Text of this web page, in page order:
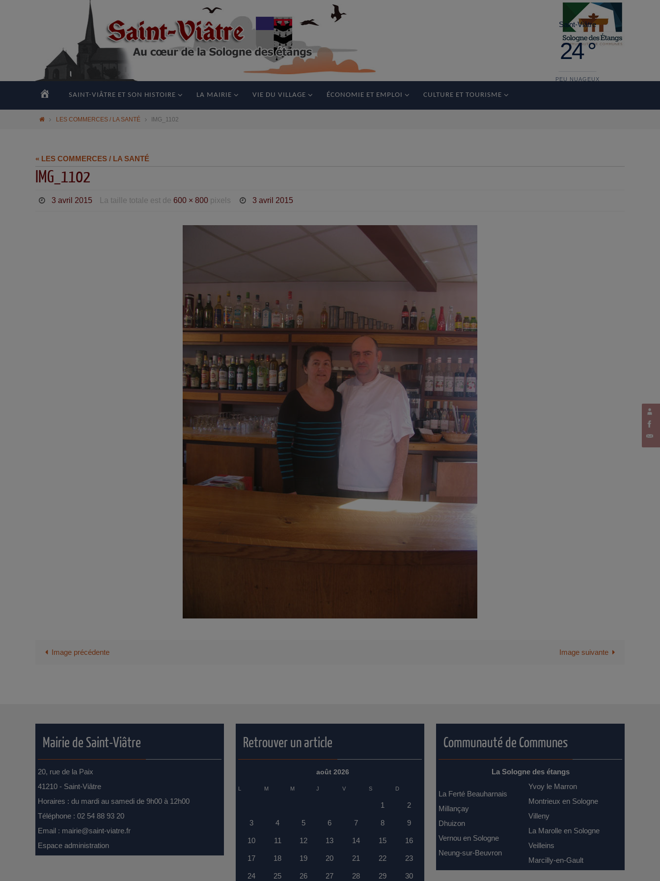
Saint-Viâtre
24 °
PEU NUAGEUX
vendredi 29°13 °
ACCUEILSAINT-VIÂTRE ET SON HISTOIRE LA MAIRIE VIE DU VILLAGE ÉCONOMIE ET EMPLOI CULTURE ET TOURISME
LES COMMERCES / LA SANTÉ IMG_1102
« LES COMMERCES / LA SANTÉ
IMG_1102
3 avril 2015 La taille totale est de 600 × 800pixels 3 avril 2015
Image précédente Image suivante
Mairie de Saint-Viâtre
20, rue de la Paix
41210 - Saint-Viâtre
Horaires : du mardi au samedi de 9h00 à 12h00
Téléphone : 02 54 88 93 20
Email : mairie@saint-viatre.fr
Espace administration
Retrouver un article
août 2026
L M M J V S D
1 2
3 4 5 6 7 8 9
10 11 12 13 14 15 16
17 18 19 20 21 22 23
24 25 26 27 28 29 30
Communauté de Communes
La Sologne des étangs
La Ferté Beauharnais
Millançay
Dhuizon
Vernou en Sologne
Neung-sur-Beuvron
Yvoy le Marron
Montrieux en Sologne
Villeny
La Marolle en Sologne
Veilleins
Marcilly-en-Gault